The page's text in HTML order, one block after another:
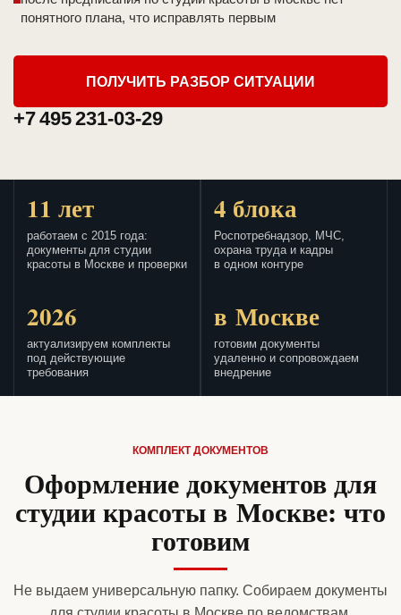
понятного плана, что исправлять первым
ПОЛУЧИТЬ РАЗБОР СИТУАЦИИ
+7 495 231-03-29
11 лет
работаем с 2015 года:
документы для студии
красоты в Москве и проверки
4 блока
Роспотребнадзор, МЧС,
охрана труда и кадры
в одном контуре
2026
актуализируем комплекты
под действующие
требования
в Москве
готовим документы
удаленно и сопровождаем
внедрение
КОМПЛЕКТ ДОКУМЕНТОВ
Оформление документов для
студии красоты в Москве: что
готовим
Не выдаем универсальную папку. Собираем документы